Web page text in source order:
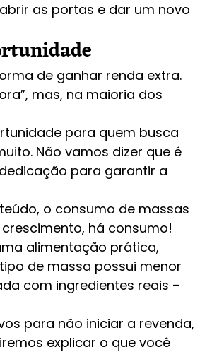
as portas e dar um novo
de ganhar renda extra.
mas, na maioria dos
para quem busca
Não vamos dizer que é
para garantir a
o consumo de massas
há consumo!
alimentação prática,
de massa possui menor
com ingredientes reais –
para não iniciar a revenda,
explicar o que você